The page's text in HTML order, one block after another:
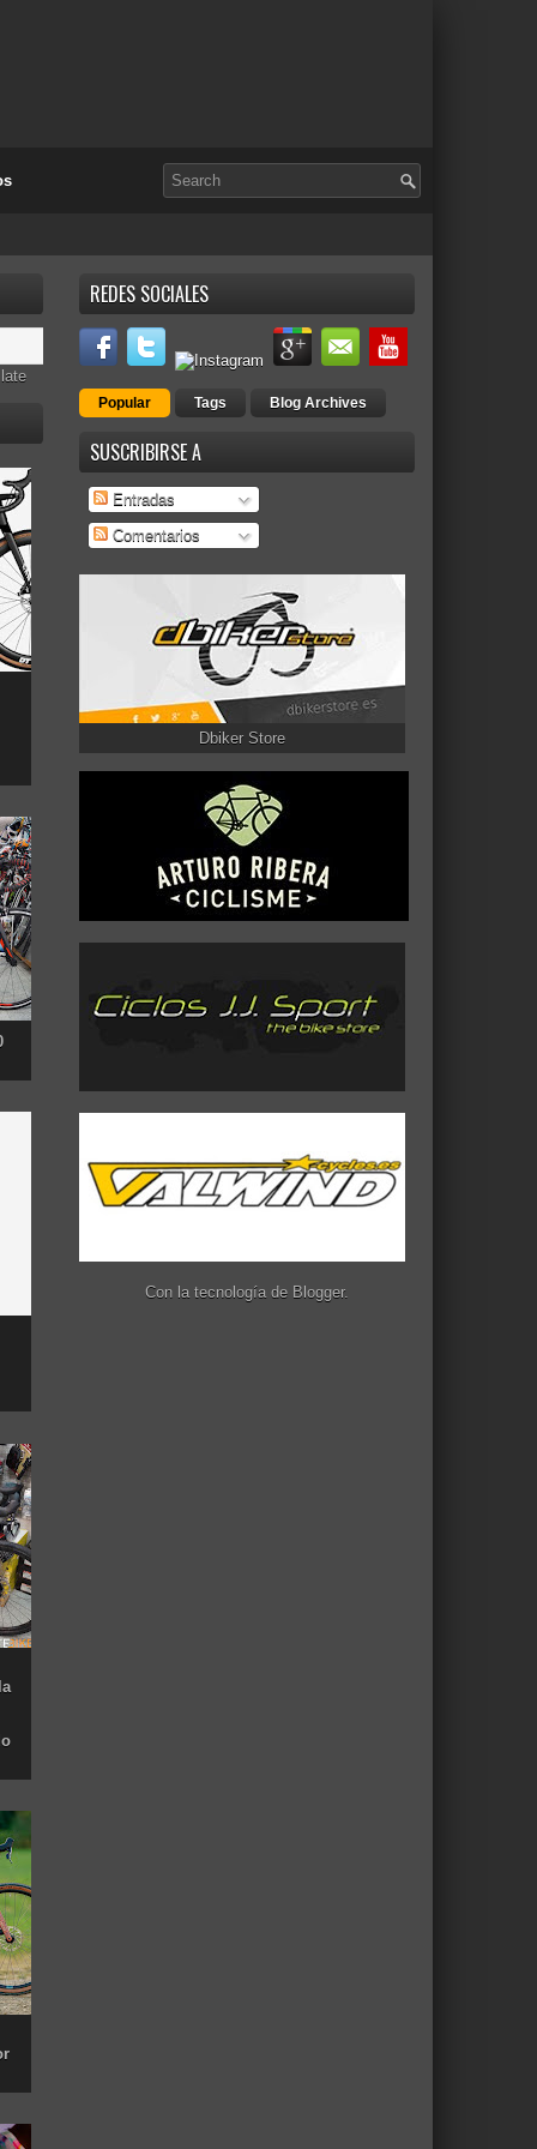
REDES SOCIALES
Popular Tags Blog Archives
SUSCRIBIRSE A
Entradas
Comentarios
Dbiker Store
Con la tecnología de Blogger.